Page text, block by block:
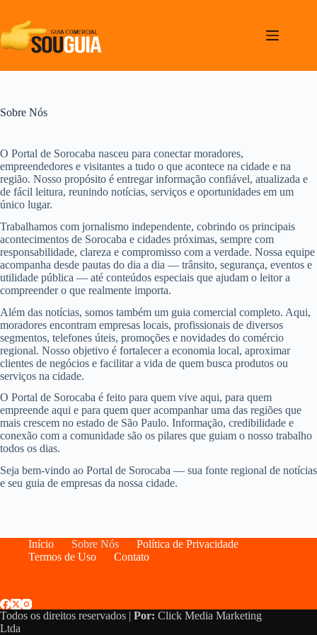
o
conteúdo
Sobre Nós
O Portal de Sorocaba nasceu para conectar moradores,
empreendedores e visitantes a tudo o que acontece na cidade e na
região. Nosso propósito é entregar informação confiável, atualizada e
de fácil leitura, reunindo notícias, serviços e oportunidades em um
único lugar.
Trabalhamos com jornalismo independente, cobrindo os principais
acontecimentos de Sorocaba e cidades próximas, sempre com
responsabilidade, clareza e compromisso com a verdade. Nossa equipe
acompanha desde pautas do dia a dia — trânsito, segurança, eventos e
utilidade pública — até conteúdos especiais que ajudam o leitor a
compreender o que realmente importa.
Além das notícias, somos também um guia comercial completo. Aqui,
moradores encontram empresas locais, profissionais de diversos
segmentos, telefones úteis, promoções e novidades do comércio
regional. Nosso objetivo é fortalecer a economia local, aproximar
clientes de negócios e facilitar a vida de quem busca produtos ou
serviços na cidade.
O Portal de Sorocaba é feito para quem vive aqui, para quem
empreende aqui e para quem quer acompanhar uma das regiões que
mais crescem no estado de São Paulo. Informação, credibilidade e
conexão com a comunidade são os pilares que guiam o nosso trabalho
todos os dias.
Seja bem-vindo ao Portal de Sorocaba — sua fonte regional de notícias
e seu guia de empresas da nossa cidade.
Início Sobre Nós
Política de Privacidade
Termos de Uso
Contato
Todos os direitos reservados | Por: Click Media Marketing
Ltda